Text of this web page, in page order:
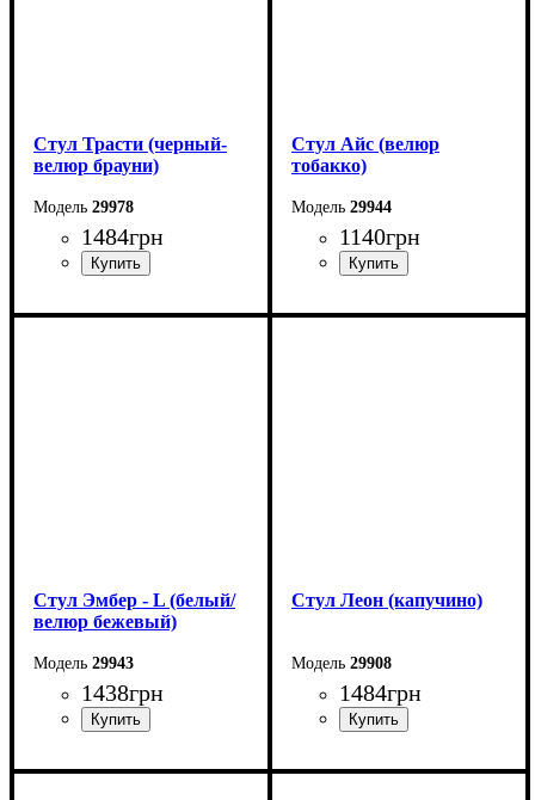
Стул Трасти (черный-
велюр брауни)
29978
1484грн
Ширина: 47 см
Стул Айс (велюр
тобакко)
29944
1140грн
Ширина: 41 см
Стул Эмбер - L (белый/
велюр бежевый)
29943
1438грн
Ширина: 43 см
Стул Леон (капучино)
29908
1484грн
Ширина: 48 см